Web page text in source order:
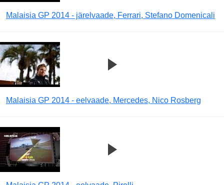
Malaisia GP 2014 - järelvaade, Ferrari, Stefano Domenicali
Malaisia GP 2014 - eelvaade, Mercedes, Nico Rosberg